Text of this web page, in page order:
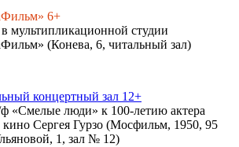
6+
в мультипликационной студии
(Конева, 6, читальный зал)
концертный зал 12+
«Смелые люди» к 100-летию актера
кино Сергея Гурзо (Мосфильм, 1950, 95
1, зал № 12)